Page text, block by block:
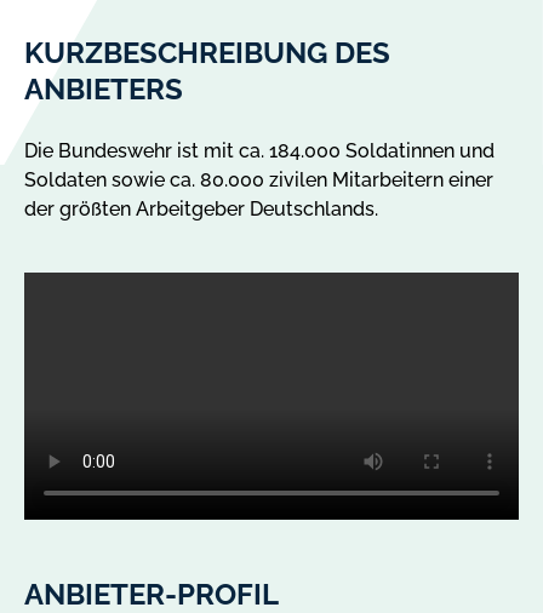
KURZBESCHREIBUNG DES
ANBIETERS
Die Bundeswehr ist mit ca. 184.000 Soldatinnen und
Soldaten sowie ca. 80.000 zivilen Mitarbeitern einer
der größten Arbeitgeber Deutschlands.
ANBIETER-PROFIL